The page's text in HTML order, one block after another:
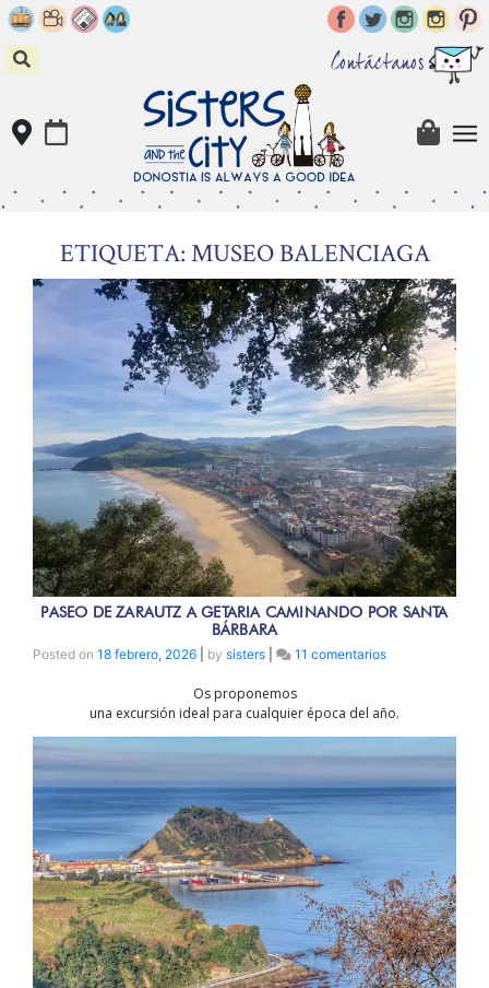
Skip
to
content
Contáctanos
ETIQUETA: MUSEO BALENCIAGA
PASEO DE ZARAUTZ A GETARIA CAMINANDO POR SANTA
BÁRBARA
Posted on 18 febrero, 2026 by sisters 11 comentariosen
Zarautz
Getaria
por
Os proponemos
una excursión ideal para cualquier época del año.